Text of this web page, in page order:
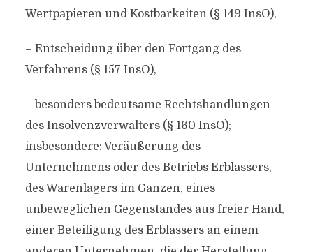
Wertpapieren und Kostbarkeiten (§ 149 InsO),
– Entscheidung über den Fortgang des
Verfahrens (§ 157 InsO),
– besonders bedeutsame Rechtshandlungen
des Insolvenzverwalters (§ 160 InsO);
insbesondere: Veräußerung des
Unternehmens oder des Betriebs Erblassers,
des Warenlagers im Ganzen, eines
unbeweglichen Gegenstandes aus freier Hand,
einer Beteiligung des Erblassers an einem